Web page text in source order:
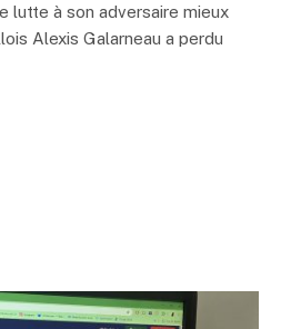
lutte à son adversaire mieux
Alexis Galarneau a perdu